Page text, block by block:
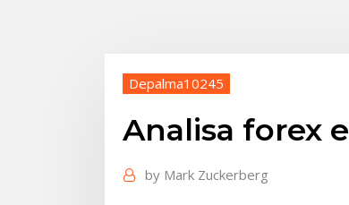
Depalma10245
Analisa forex
by Mark Zuckerberg